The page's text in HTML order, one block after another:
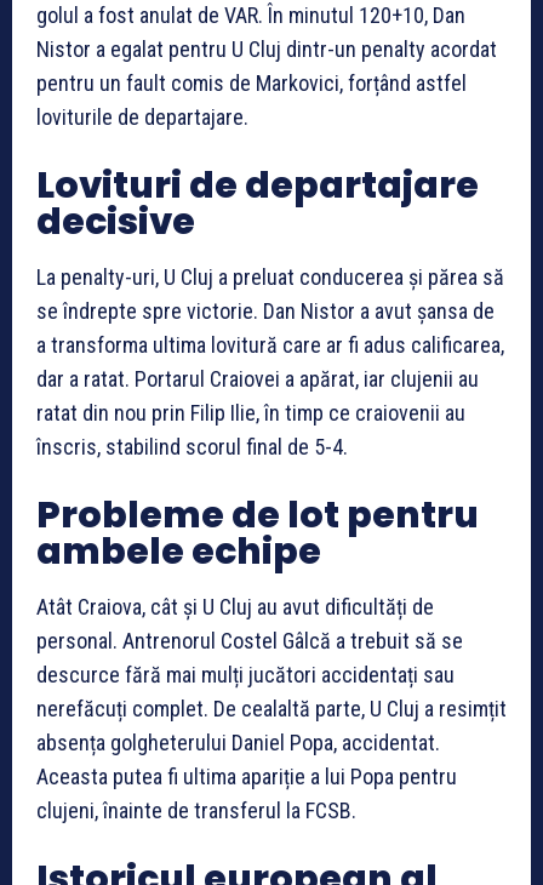
golul a fost anulat de VAR. În minutul 120+10, Dan
Nistor a egalat pentru U Cluj dintr-un penalty acordat
pentru un fault comis de Markovici, forțând astfel
loviturile de departajare.
Lovituri de departajare
decisive
La penalty-uri, U Cluj a preluat conducerea și părea să
se îndrepte spre victorie. Dan Nistor a avut șansa de
a transforma ultima lovitură care ar fi adus calificarea,
dar a ratat. Portarul Craiovei a apărat, iar clujenii au
ratat din nou prin Filip Ilie, în timp ce craiovenii au
înscris, stabilind scorul final de 5-4.
Probleme de lot pentru
ambele echipe
Atât Craiova, cât și U Cluj au avut dificultăți de
personal. Antrenorul Costel Gâlcă a trebuit să se
descurce fără mai mulți jucători accidentați sau
nerefăcuți complet. De cealaltă parte, U Cluj a resimțit
absența golgheterului Daniel Popa, accidentat.
Aceasta putea fi ultima apariție a lui Popa pentru
clujeni, înainte de transferul la FCSB.